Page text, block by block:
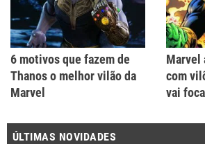
6 motivos que fazem de
Thanos o melhor vilão da
Marvel
Marvel
com
vai
ÚLTIMAS NOVIDADES